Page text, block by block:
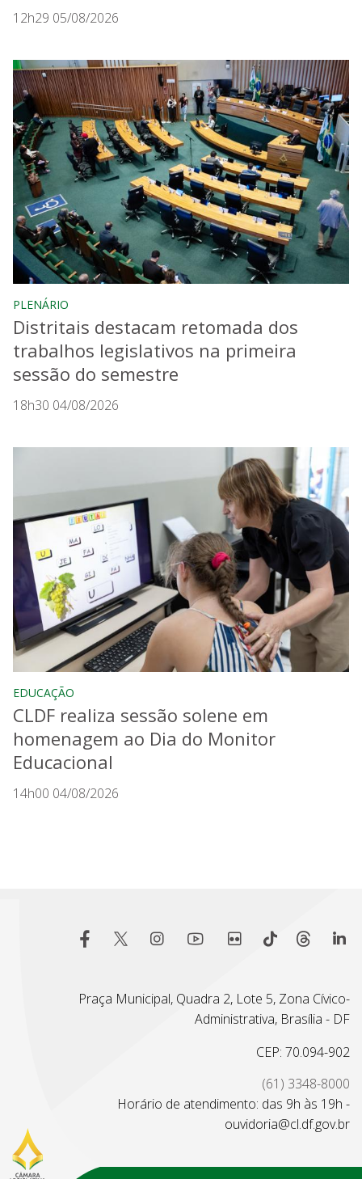
12h29 05/08/2026
PLENÁRIO
Distritais destacam retomada dos
trabalhos legislativos na primeira
sessão do semestre
18h30 04/08/2026
EDUCAÇÃO
CLDF realiza sessão solene em
homenagem ao Dia do Monitor
Educacional
14h00 04/08/2026
Praça Municipal, Quadra 2, Lote 5, Zona Cívico-
Administrativa, Brasília - DF
CEP: 70.094-902
(61) 3348-8000
Horário de atendimento: das 9h às 19h -
ouvidoria@cl.df.gov.br